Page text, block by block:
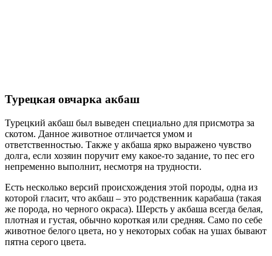
Турецкая овчарка акбаш
Турецкий акбаш был выведен специально для присмотра за
скотом. Данное животное отличается умом и
ответственностью. Также у акбаша ярко выражено чувство
долга, если хозяин поручит ему какое-то задание, то пес его
непременно выполнит, несмотря на трудности.
Есть несколько версий происхождения этой породы, одна из
которой гласит, что акбаш – это родственник карабаша (такая
же порода, но черного окраса). Шерсть у акбаша всегда белая,
плотная и густая, обычно короткая или средняя. Само по себе
животное белого цвета, но у некоторых собак на ушах бывают
пятна серого цвета.